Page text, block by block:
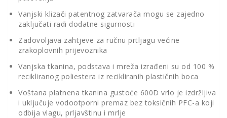
Vanjski klizači patentnog zatvarača mogu se zajedno
zaključati radi dodatne sigurnosti
Zadovoljava zahtjeve za ručnu prtljagu većine
zrakoplovnih prijevoznika
Vanjska tkanina, podstava i mreža izrađeni su od 100 %
recikliranog poliestera iz recikliranih plastičnih boca
Voštana platnena tkanina gustoće 600D vrlo je izdržljiva
i uključuje vodootporni premaz bez toksičnih PFC-a koji
odbija vlagu, prljavštinu i mrlje